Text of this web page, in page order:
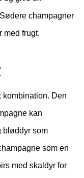
champagner
med frugt.
kombination. Den
kan
bløddyr som
som en
med skaldyr for